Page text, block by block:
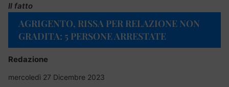
Il fatto
AGRIGENTO, RISSA PER RELAZIONE NON
GRADITA: 5 PERSONE ARRESTATE
Redazione
mercoledì 27 Dicembre 2023